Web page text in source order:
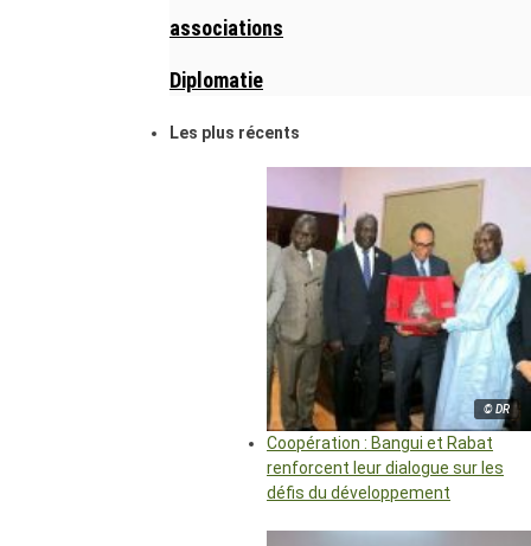
associations
Diplomatie
Les plus récents
© DR
Coopération : Bangui et Rabat
renforcent leur dialogue sur les
défis du développement